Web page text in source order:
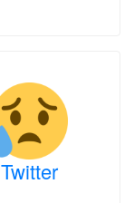
Twitter